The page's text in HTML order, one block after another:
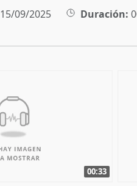
15/09/2025 Duración:
00:33